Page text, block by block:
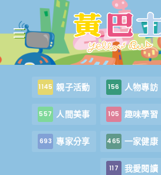
1145 親子活動 156 人物專訪
557 人間美事 105 趣味學習
693 專家分享 465 一家健康
117 我愛閱讀